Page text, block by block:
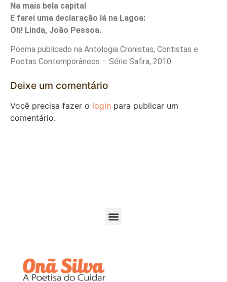
Na mais bela capital
E farei uma declaração lá na Lagoa:
Oh! Linda, João Pessoa.
Poema publicado na Antologia Cronistas, Contistas e
Poetas Contemporâneos – Série Safira, 2010
Deixe um comentário
Você precisa fazer o login para publicar um
comentário.